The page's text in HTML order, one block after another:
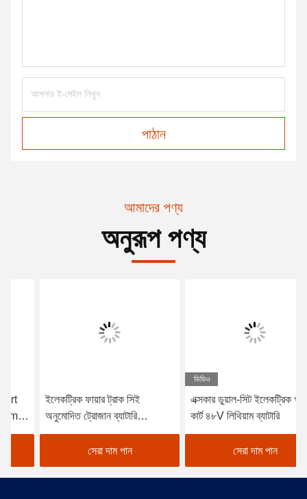
পাঠান
আমাদের পণ্য
অনুরূপ পণ্য
ইলেকট্রিক ফায়ার ট্রাক সিই
অনুমোদিত ট্রোজান ব্যাটারি
ইলেকট্রিক গল্ফ কার্ট
সেরা দাম পান
এক্সকার ডুয়াল-সিট ইলেকট্রিক গল্ফ
কার্ট ৪৮V লিথিয়াম ব্যাটারি
সেরা দাম পান